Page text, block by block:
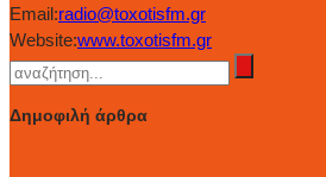
Email:radio@toxotisfm.gr
Website:www.toxotisfm.gr
Δημοφιλή άρθρα